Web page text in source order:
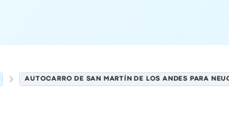
AUTOCARRO DE SAN MARTÍN DE LOS ANDES PARA